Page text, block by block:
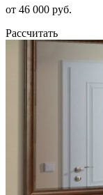
от 46 000 руб.
Рассчитать